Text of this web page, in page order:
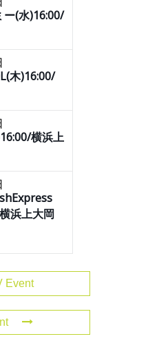
ー(水)16:00/
木)16:00/
横浜上
浜上大岡
Event